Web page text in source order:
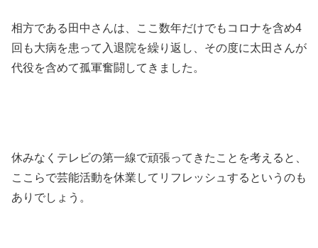
相方である田中さんは、ここ数年だけでもコロナを含め4
回も大病を患って入退院を繰り返し、その度に太田さんが
代役を含めて孤軍奮闘してきました。
休みなくテレビの第一線で頑張ってきたことを考えると、
ここらで芸能活動を休業してリフレッシュするというのも
ありでしょう。